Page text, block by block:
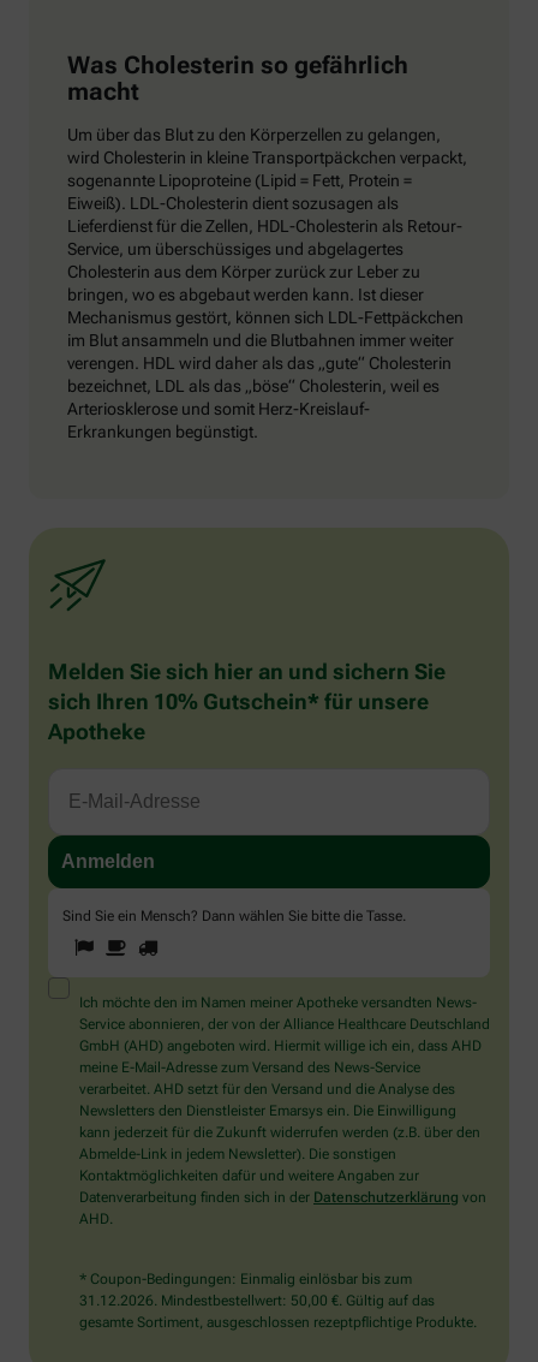
Was Cholesterin so gefährlich
macht
Um über das Blut zu den Körperzellen zu gelangen,
wird Cholesterin in kleine Transportpäckchen verpackt,
sogenannte Lipoproteine (Lipid = Fett, Protein =
Eiweiß). LDL-Cholesterin dient sozusagen als
Lieferdienst für die Zellen, HDL-Cholesterin als Retour-
Service, um überschüssiges und abgelagertes
Cholesterin aus dem Körper zurück zur Leber zu
bringen, wo es abgebaut werden kann. Ist dieser
Mechanismus gestört, können sich LDL-Fettpäckchen
im Blut ansammeln und die Blutbahnen immer weiter
verengen. HDL wird daher als das „gute“ Cholesterin
bezeichnet, LDL als das „böse“ Cholesterin, weil es
Arteriosklerose und somit Herz-Kreislauf-
Erkrankungen begünstigt.
Melden Sie sich hier an und sichern Sie
sich Ihren 10% Gutschein* für unsere
Apotheke
Sind Sie ein Mensch? Dann wählen Sie bitte die Tasse.
Sind
Sie
ein
Mensch?
Dann
wählen
Sie
bitte
die
Tasse.
1 2
Ich möchte den im Namen meiner Apotheke versandten News-
Service abonnieren, der von der Alliance Healthcare Deutschland
GmbH (AHD) angeboten wird. Hiermit willige ich ein, dass AHD
meine E-Mail-Adresse zum Versand des News-Service
verarbeitet. AHD setzt für den Versand und die Analyse des
Newsletters den Dienstleister Emarsys ein. Die Einwilligung
kann jederzeit für die Zukunft widerrufen werden (z.B. über den
Abmelde-Link in jedem Newsletter). Die sonstigen
Kontaktmöglichkeiten dafür und weitere Angaben zur
Datenverarbeitung finden sich in der Datenschutzerklärung von
AHD.
* Coupon-Bedingungen: Einmalig einlösbar bis zum
31.12.2026. Mindestbestellwert: 50,00 €. Gültig auf das
gesamte Sortiment, ausgeschlossen rezeptpflichtige Produkte.